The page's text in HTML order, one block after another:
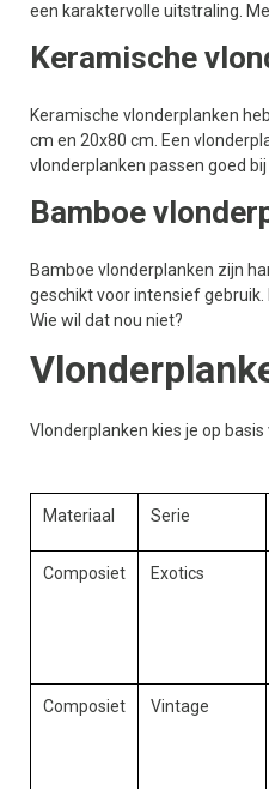
een karaktervolle uitstraling.
Keramische
Keramische vlonderplanken
cm en 20x80 cm. Een
vlonderplanken passen goed
Bamboe
Bamboe vlonderplanken zijn
geschikt voor intensief
Wie wil dat nou niet?
Vlonderplanken kies je op
Materiaal Serie
Composiet Exotics
Composiet Vintage